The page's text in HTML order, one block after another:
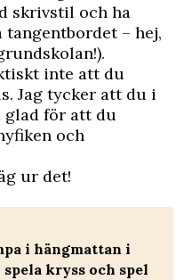
skrivstil och ha
– hej,
inte att du
Jag tycker att du i
glad för att du
och
ur det!
i hängmattan i
spela kryss och spel